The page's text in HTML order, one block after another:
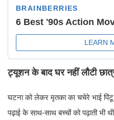
ट्यूशन के बाद घर नहीं लौटी
घटना को लेकर मृतका का चचेरे भाई
पढ़ाई के साथ-साथ बच्चों को पढ़ाती भी